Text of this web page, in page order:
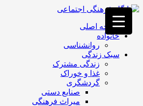
فصد
خون
غرب
تهران
خشکشویی
تصفیه
صفحه اصلی
خانواده
روانشناسی
سبک زندگی
زندگی مشترک
غذا و خوراک
گردشگری
صنایع دستی
میراث فرهنگی